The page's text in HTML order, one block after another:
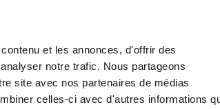
et les annonces, d'offrir des
notre trafic. Nous partageons
site avec nos partenaires de médias
celles-ci avec d'autres informations
LIBRAIRIE